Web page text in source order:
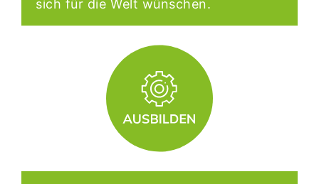
sich für die Welt wünschen.